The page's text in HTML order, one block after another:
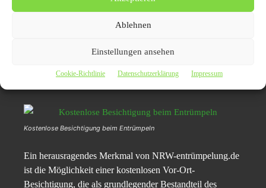
Ablehnen
Einstellungen ansehen
Cookie-Richtlinie Datenschutzerklärung Impressum
Besichtigung und transparente
Preise
Kostenlose Besichtigung beim Entrümpeln
Ein herausragendes Merkmal von NRW-entrümpelung.de
ist die Möglichkeit einer kostenlosen Vor-Ort-
Besichtigung, die als grundlegender Bestandteil des